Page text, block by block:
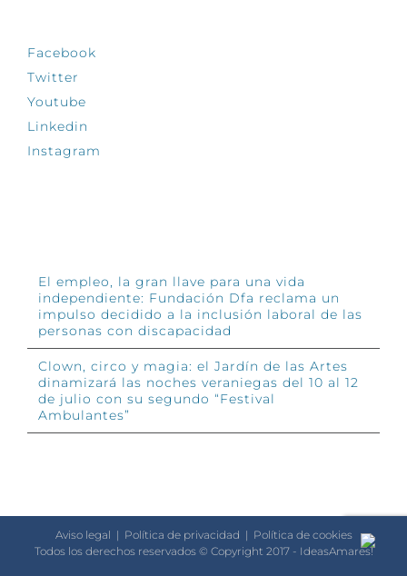
Facebook
Twitter
Youtube
Linkedin
Instagram
El empleo, la gran llave para una vida
independiente: Fundación Dfa reclama un
impulso decidido a la inclusión laboral de las
personas con discapacidad
Clown, circo y magia: el Jardín de las Artes
dinamizará las noches veraniegas del 10 al 12
de julio con su segundo “Festival
Ambulantes”
Aviso legal | Política de privacidad | Política de cookies
Todos los derechos reservados © Copyright 2017 - IdeasAmares!